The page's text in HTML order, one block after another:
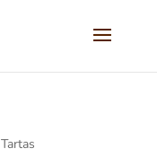
Tartas